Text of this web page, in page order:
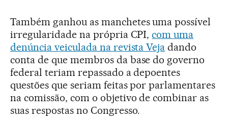
Também ganhou as manchetes uma possível
irregularidade na própria CPI,com uma
denúncia veiculada na revista Veja dando
conta de que membros da base do governo
federal teriam repassado a depoentes
questões que seriam feitas por parlamentares
na comissão, com o objetivo de combinar as
suas respostas no Congresso.